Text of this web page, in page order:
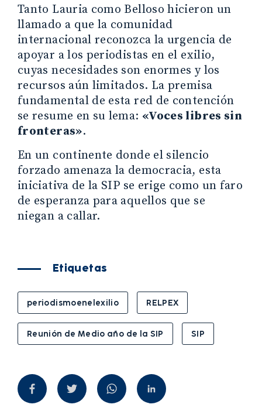
Tanto Lauria como Belloso hicieron un
llamado a que la comunidad
internacional reconozca la urgencia de
apoyar a los periodistas en el exilio,
cuyas necesidades son enormes y los
recursos aún limitados. La premisa
fundamental de esta red de contención
se resume en su lema: «Voces libres sin
fronteras».
En un continente donde el silencio
forzado amenaza la democracia, esta
iniciativa de la SIP se erige como un faro
de esperanza para aquellos que se
niegan a callar.
Etiquetas
periodismoenelexilio RELPEX
Reunión de Medio año de la SIP SIP